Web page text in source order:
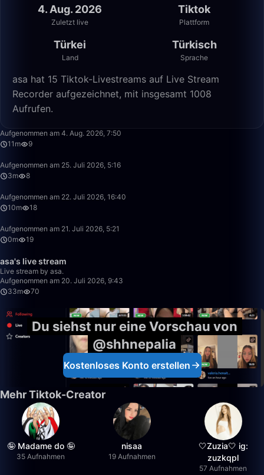
4. Aug. 2026
Zuletzt live
Tiktok
Plattform
Türkei
Land
Türkisch
Sprache
asa hat 15 Tiktok-Livestreams auf Live Stream
Recorder aufgezeichnet, mit insgesamt 1008
Aufrufen.
Aufgenommen am 4. Aug. 2026, 7:50
11m
9
Aufgenommen am 25. Juli 2026, 5:16
3m
8
Aufgenommen am 22. Juli 2026, 16:40
10m
18
Aufgenommen am 21. Juli 2026, 5:21
0m
19
asa's live stream
Live stream by asa.
Aufgenommen am 20. Juli 2026, 9:43
33m
70
Du siehst nur eine Vorschau von
@shhnepalia
Kostenloses Konto erstellen
Mehr Tiktok-Creator
🤪 Madame do 🤪
35 Aufnahmen
nisaa
19 Aufnahmen
🤍Zuzia🤍 ig:
zuzkqpl
57 Aufnahmen